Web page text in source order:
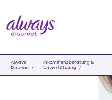
Always
Discreet
Inkontinenzberatung &
Unterstützung